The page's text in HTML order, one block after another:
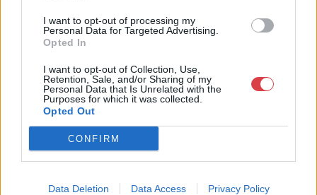
I want to opt-out of processing my
Personal Data for Targeted Advertising.
Opted In
I want to opt-out of Collection, Use,
Retention, Sale, and/or Sharing of my
Personal Data that Is Unrelated with the
Purposes for which it was collected.
Opted Out
CONFIRM
Data Deletion Data Access Privacy Policy
Weboldal:http://darabanth.com
után kerülnek a vevő tulajdonába. Ha a tételt nem személyesen
veszik át, a vevő a postaköltség, biztosítási díj megfizetésére is
köteles.
GALÉRIA TOVÁBBI MŰTÁRGYAI